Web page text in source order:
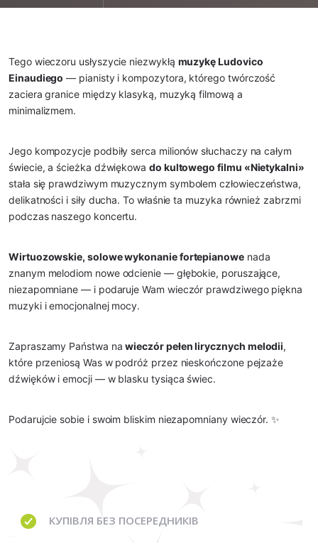
Tego wieczoru usłyszycie niezwykłą muzykę Ludovico
Einaudiego — pianisty i kompozytora, którego twórczość
zaciera granice między klasyką, muzyką filmową a
minimalizmem.
Jego kompozycje podbiły serca milionów słuchaczy na całym
świecie, a ścieżka dźwiękowa do kultowego filmu «Nietykalni»
stała się prawdziwym muzycznym symbolem człowieczeństwa,
delikatności i siły ducha. To właśnie ta muzyka również zabrzmi
podczas naszego koncertu.
Wirtuozowskie, solowe wykonanie fortepianowenada
znanym melodiom nowe odcienie — głębokie, poruszające,
niezapomniane — i podaruje Wam wieczór prawdziwego piękna
muzyki i emocjonalnej mocy.
Zapraszamy Państwa nawieczór pełen lirycznych melodii,
które przeniosą Was w podróż przez nieskończone pejzaże
dźwięków i emocji — w blasku tysiąca świec.
Podarujcie sobie i swoim bliskim niezapomniany wieczór. ✨
КУПІВЛЯ БЕЗ ПОСЕРЕДНИКІВ